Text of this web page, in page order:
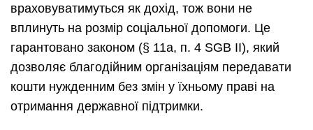
враховуватимуться як дохід, тож вони не
вплинуть на розмір соціальної допомоги. Це
гарантовано законом (§ 11a, п. 4 SGB II), який
дозволяє благодійним організаціям передавати
кошти нужденним без змін у їхньому праві на
отримання державної підтримки.